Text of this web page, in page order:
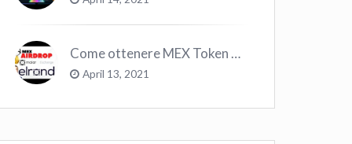
Come ottenere MEX Token GRATIS su Elrond ?
April 13, 2021